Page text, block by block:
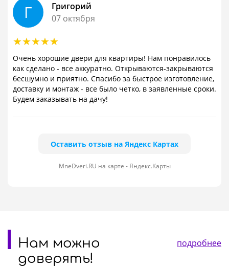
Г
Григорий
07 октября
Очень хорошие двери для квартиры! Нам понравилось
как сделано - все аккуратно. Открываются-закрываются
бесшумно и приятно. Спасибо за быстрое изготовление,
доставку и монтаж - все было четко, в заявленные сроки.
Будем заказывать на дачу!
Оставить отзыв на Яндекс Картах
MneDveri.RU на карте - Яндекс.Карты
Нам можно
доверять!
подробнее